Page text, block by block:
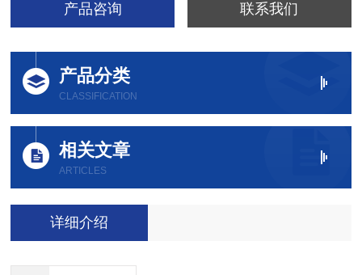
产品咨询 联系我们
产品分类
CLASSIFICATION
相关文章
ARTICLES
详细介绍